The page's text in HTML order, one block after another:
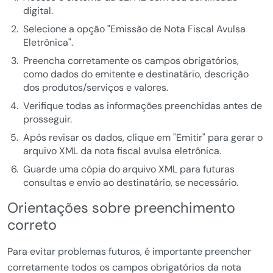
digital.
Selecione a opção "Emissão de Nota Fiscal Avulsa
Eletrônica".
Preencha corretamente os campos obrigatórios,
como dados do emitente e destinatário, descrição
dos produtos/serviços e valores.
Verifique todas as informações preenchidas antes de
prosseguir.
Após revisar os dados, clique em "Emitir" para gerar o
arquivo XML da nota fiscal avulsa eletrônica.
Guarde uma cópia do arquivo XML para futuras
consultas e envio ao destinatário, se necessário.
Orientações sobre preenchimento
correto
Para evitar problemas futuros, é importante preencher
corretamente todos os campos obrigatórios da nota